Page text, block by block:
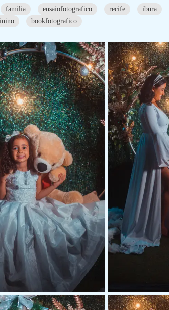
familia ensaiofotografico recife ibura
bookfotografico